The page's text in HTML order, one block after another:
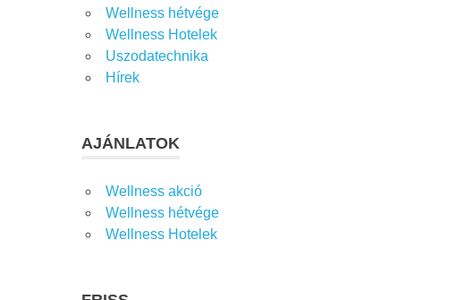
Wellness hétvége
Wellness Hotelek
Uszodatechnika
Hírek
AJÁNLATOK
Wellness akció
Wellness hétvége
Wellness Hotelek